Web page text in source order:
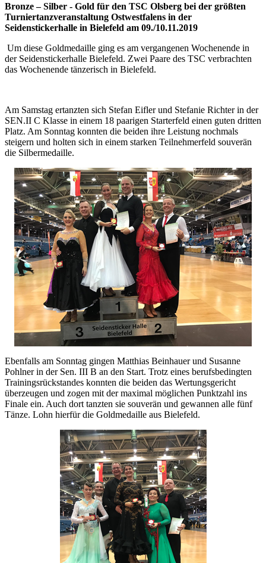
Bronze – Silber - Gold für den TSC Olsberg bei der größten
Turniertanzveranstaltung Ostwestfalens in der
Seidenstickerhalle in Bielefeld am 09./10.11.2019
Um diese Goldmedaille ging es am vergangenen Wochenende in
der Seidenstickerhalle Bielefeld. Zwei Paare des TSC verbrachten
das Wochenende tänzerisch in Bielefeld.
Am Samstag ertanzten sich Stefan Eifler und Stefanie Richter in der
SEN.II C Klasse in einem 18 paarigen Starterfeld einen guten dritten
Platz. Am Sonntag konnten die beiden ihre Leistung nochmals
steigern und holten sich in einem starken Teilnehmerfeld souverän
die Silbermedaille.
Ebenfalls am Sonntag gingen Matthias Beinhauer und Susanne
Pohlner in der Sen. III B an den Start. Trotz eines berufsbedingten
Trainingsrückstandes konnten die beiden das Wertungsgericht
überzeugen und zogen mit der maximal möglichen Punktzahl ins
Finale ein. Auch dort tanzten sie souverän und gewannen alle fünf
Tänze. Lohn hierfür die Goldmedaille aus Bielefeld.